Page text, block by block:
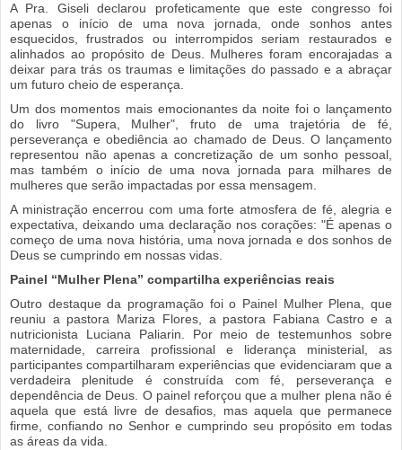
A Pra. Giseli declarou profeticamente que este congresso foi
apenas o início de uma nova jornada, onde sonhos antes
esquecidos, frustrados ou interrompidos seriam restaurados e
alinhados ao propósito de Deus. Mulheres foram encorajadas a
deixar para trás os traumas e limitações do passado e a abraçar
um futuro cheio de esperança.
Um dos momentos mais emocionantes da noite foi o lançamento
do livro "Supera, Mulher", fruto de uma trajetória de fé,
perseverança e obediência ao chamado de Deus. O lançamento
representou não apenas a concretização de um sonho pessoal,
mas também o início de uma nova jornada para milhares de
mulheres que serão impactadas por essa mensagem.
A ministração encerrou com uma forte atmosfera de fé, alegria e
expectativa, deixando uma declaração nos corações: "É apenas o
começo de uma nova história, uma nova jornada e dos sonhos de
Deus se cumprindo em nossas vidas.
Painel “Mulher Plena” compartilha experiências reais
Outro destaque da programação foi o Painel Mulher Plena, que
reuniu a pastora Mariza Flores, a pastora Fabiana Castro e a
nutricionista Luciana Paliarin. Por meio de testemunhos sobre
maternidade, carreira profissional e liderança ministerial, as
participantes compartilharam experiências que evidenciaram que a
verdadeira plenitude é construída com fé, perseverança e
dependência de Deus. O painel reforçou que a mulher plena não é
aquela que está livre de desafios, mas aquela que permanece
firme, confiando no Senhor e cumprindo seu propósito em todas
as áreas da vida.